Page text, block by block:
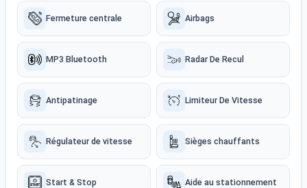
Fermeture centrale Airbags
MP3 Bluetooth Radar De Recul
Antipatinage Limiteur De Vitesse
Régulateur de vitesse Sièges chauffants
Start & Stop Aide au stationnement